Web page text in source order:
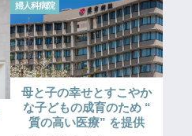
婦人科病院
母と子の幸せとすこやか
な子どもの成育のため “
質の高い医療” を提供